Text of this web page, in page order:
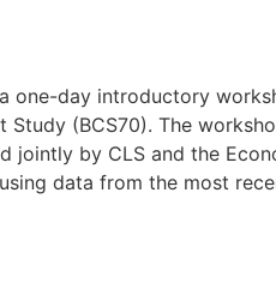
one-day introductory
(BCS70). The
jointly by CLS and the
data from the most